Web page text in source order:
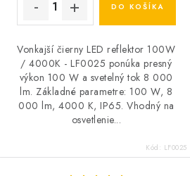
DO KOŠÍKA
Vonkajší čierny LED reflektor 100W
/ 4000K - LF0025 ponúka presný
výkon 100 W a svetelný tok 8 000
lm. Základné parametre: 100 W, 8
000 lm, 4000 K, IP65. Vhodný na
osvetlenie...
Kód: LF0025